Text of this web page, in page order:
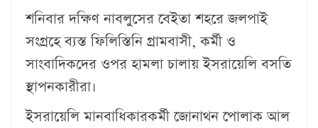
শনিবার দক্ষিণ নাবলুসের বেইতা শহরে জলপাই
সংগ্রহে ব্যস্ত ফিলিস্তিনি গ্রামবাসী, কর্মী ও
সাংবাদিকদের ওপর হামলা চালায় ইসরায়েলি বসতি
স্থাপনকারীরা।
ইসরায়েলি মানবাধিকারকর্মী জোনাথন পোলাক আল